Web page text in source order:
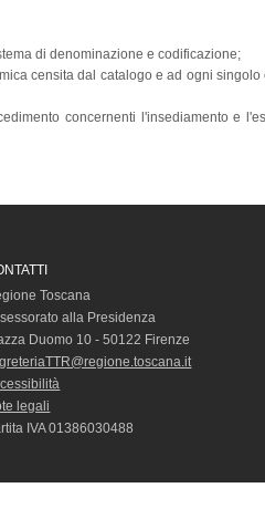
di denominazione e codificazione;
censita dal catalogo e ad ogni
concernenti l'insediamento e
Toscana
alla Presidenza
Duomo 10 - 50122 Firenze
legali
IVA 01386030488